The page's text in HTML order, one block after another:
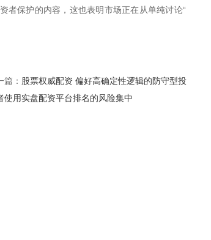
者保护的内容，这也表明市场正在从单纯讨论“
篇： 股票权威配资 偏好高确定性逻辑的防守型投
使用实盘配资平台排名的风险集中